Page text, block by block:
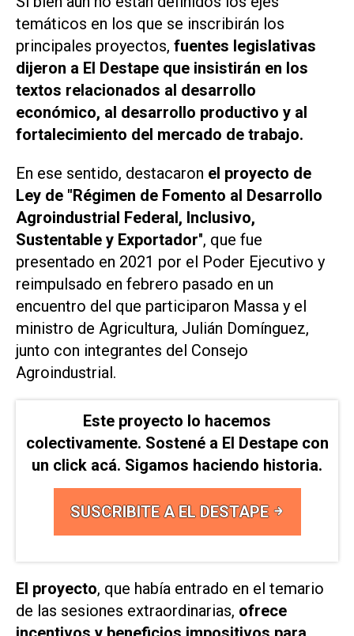
temáticos en los que se inscribirán los
principales proyectos, fuentes legislativas
dijeron a El Destape que insistirán en los
textos relacionados al desarrollo
económico, al desarrollo productivo y al
fortalecimiento del mercado de trabajo.
En ese sentido, destacaron el proyecto de
Ley de "Régimen de Fomento al Desarrollo
Agroindustrial Federal, Inclusivo,
Sustentable y Exportador", que fue
presentado en 2021 por el Poder Ejecutivo y
reimpulsado en febrero pasado en un
encuentro del que participaron Massa y el
ministro de Agricultura, Julián Domínguez,
junto con integrantes del Consejo
Agroindustrial.
Este proyecto lo hacemos
colectivamente. Sostené a El Destape con
un click acá. Sigamos haciendo historia.
SUSCRIBITE A EL DESTAPE
El proyecto, que había entrado en el temario
de las sesiones extraordinarias, ofrece